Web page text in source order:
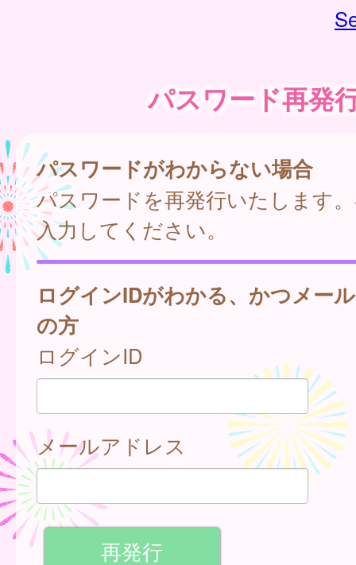
パスワード再発
パスワードがわからない場合
パスワードを再発行いたします
入力してください。
ログインIDがわかる、かつメー
の方
ログインID
メールアドレス